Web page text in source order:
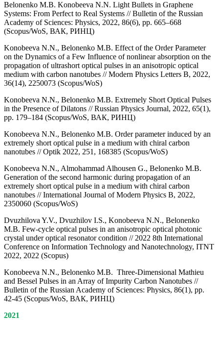
Belonenko M.B. Konobeeva N.N. Light Bullets in Graphene
Systems: From Perfect to Real Systems // Bulletin of the Russian
Academy of Sciences: Physics, 2022, 86(6), pp. 665–668
(Scopus/WoS, ВАК, РИНЦ)
Konobeeva N.N., Belonenko M.B. Effect of the Order Parameter
on the Dynamics of a Few Influence of nonlinear absorption on the
propagation of ultrashort optical pulses in an anisotropic optical
medium with carbon nanotubes // Modern Physics Letters B, 2022,
36(14), 2250073 (Scopus/WoS)
Konobeeva N.N., Belonenko M.B. Extremely Short Optical Pulses
in the Presence of Dilatons // Russian Physics Journal, 2022, 65(1),
pp. 179–184 (Scopus/WoS, ВАК, РИНЦ)
Konobeeva N.N., Belonenko M.B. Order parameter induced by an
extremely short optical pulse in a medium with chiral carbon
nanotubes // Optik 2022, 251, 168385 (Scopus/WoS)
Konobeeva N.N., Almohammad Alhousen G., Belonenko M.B.
Generation of the second harmonic during propagation of an
extremely short optical pulse in a medium with chiral carbon
nanotubes // International Journal of Modern Physics B, 2022,
2350060 (Scopus/WoS)
Dvuzhilova Y.V., Dvuzhilov I.S., Konobeeva N.N., Belonenko
M.B. Few-cycle optical pulses in an anisotropic optical photonic
crystal under optical resonator condition // 2022 8th International
Conference on Information Technology and Nanotechnology, ITNT
2022, 2022 (Scopus)
Konobeeva N.N., Belonenko M.B. Three-Dimensional Mathieu
and Bessel Pulses in an Array of Impurity Carbon Nanotubes //
Bulletin of the Russian Academy of Sciences: Physics, 86(1), pp.
42-45 (Scopus/WoS, ВАК, РИНЦ)
2021